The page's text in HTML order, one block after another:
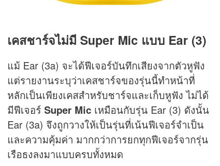
เคสชาร์จไม่มี Super Mic แบบ Ear (3)
แม้ Ear (3a) จะได้ฟีเจอร์บันทึกเสียงจากตัวหูฟัง
แต่รายงานระบุว่าเคสชาร์จของรุ่นนี้ทำหน้าที่
หลักเป็นเพียงเคสสำหรับชาร์จและเก็บหูฟัง ไม่ได้
มีฟีเจอร์ Super Mic เหมือนกับรุ่น Ear (3) ดังนั้น
Ear (3a) จึงถูกวางให้เป็นรุ่นที่เน้นฟีเจอร์จำเป็น
และความคุ้มค่า มากกว่าการยกทุกฟีเจอร์จากรุ่น
เรือธงลงมาแบบครบทั้งหมด